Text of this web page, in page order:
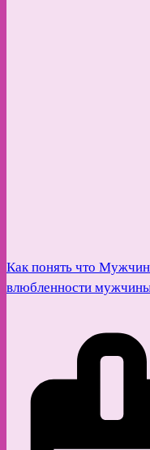
Как понять что
влюбленности